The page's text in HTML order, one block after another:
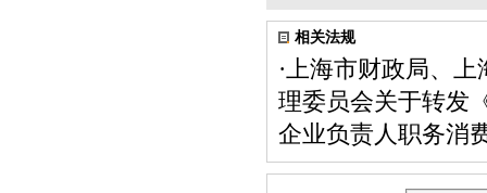
相关法规
·上海市财政局、上
理委员会关于转发
企业负责人职务消